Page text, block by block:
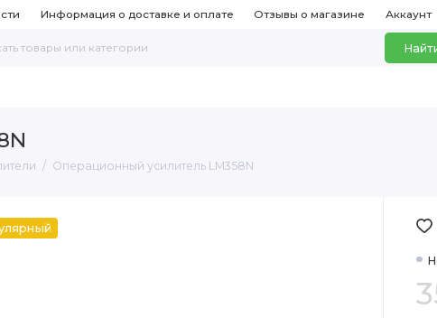
Информация о доставке и оплате Отзывы о магазине Аккаунт
Операционный усилитель LM358N